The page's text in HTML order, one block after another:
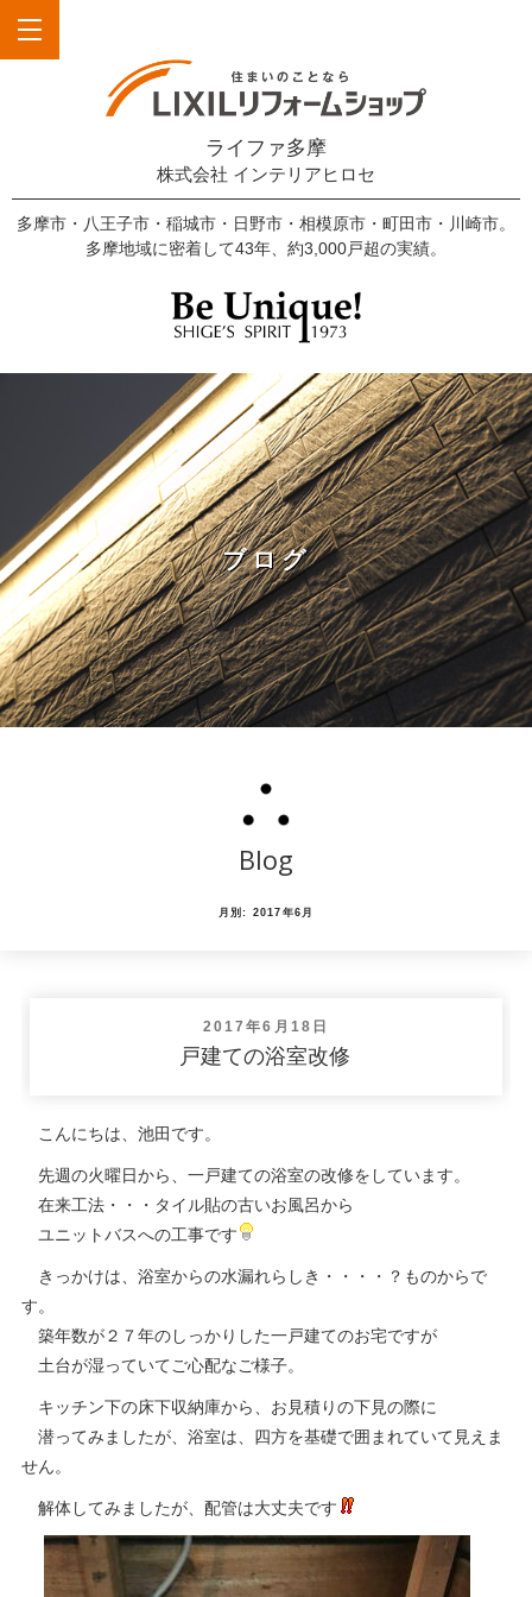
ライファ多摩
株式会社 インテリアヒロセ
多摩市・八王子市・稲城市・日野市・相模原市・町田市・川崎市。
多摩地域に密着して43年、約3,000戸超の実績。
ブログ
Blog
月別: 2017年6月
投
稿
2017年6月18日
戸建ての浴室改修
こんにちは、池田です。
先週の火曜日から、一戸建ての浴室の改修をしています。
在来工法・・・タイル貼の古いお風呂から
ユニットバスへの工事です
きっかけは、浴室からの水漏れらしき・・・・？ものからで
す。
築年数が２７年のしっかりした一戸建てのお宅ですが
土台が湿っていてご心配なご様子。
キッチン下の床下収納庫から、お見積りの下見の際に
潜ってみましたが、浴室は、四方を基礎で囲まれていて見えま
せん。
解体してみましたが、配管は大丈夫です